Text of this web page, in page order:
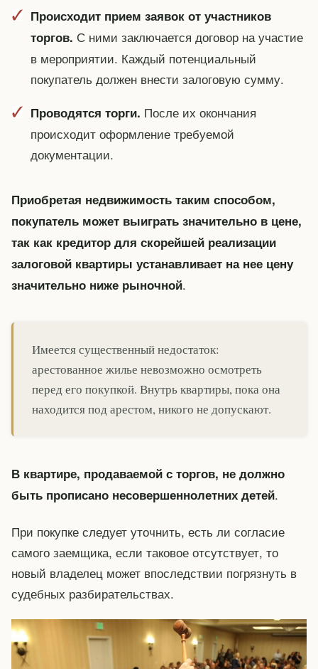
Происходит прием заявок от участников
торгов. С ними заключается договор на участие
в мероприятии. Каждый потенциальный
покупатель должен внести залоговую сумму.
Проводятся торги. После их окончания
происходит оформление требуемой
документации.
Приобретая недвижимость таким способом,
покупатель может выиграть значительно в цене,
так как кредитор для скорейшей реализации
залоговой квартиры устанавливает на нее цену
значительно ниже рыночной.
Имеется существенный недостаток:
арестованное жилье невозможно осмотреть
перед его покупкой. Внутрь квартиры, пока она
находится под арестом, никого не допускают.
В квартире, продаваемой с торгов, не должно
быть прописано несовершеннолетних детей.
При покупке следует уточнить, есть ли согласие
самого заемщика, если таковое отсутствует, то
новый владелец может впоследствии погрязнуть в
судебных разбирательствах.